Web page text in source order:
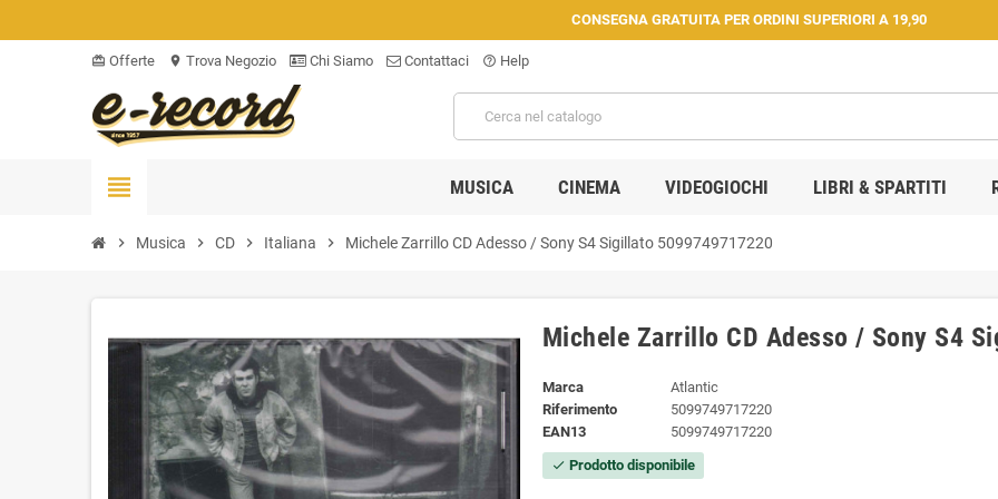
CONSEGNA GRATUITA PER ORDINI SUPERIORI A 19,90
card_giftcard Offerte location_on Trova Negozio Chi Siamo Contattaci help_outline Help
view_headline MUSICA CINEMA VIDEOGIOCHI LIBRI & SPARTITI
chevron_right Musica chevron_right CD chevron_right Italiana chevron_right Michele Zarrillo CD Adesso / Sony S4 Sigillato 5099749717220
Michele Zarrillo CD Adesso / Sony S4
Marca
Atlantic
Riferimento
5099749717220
EAN13
5099749717220
check Prodotto disponibile